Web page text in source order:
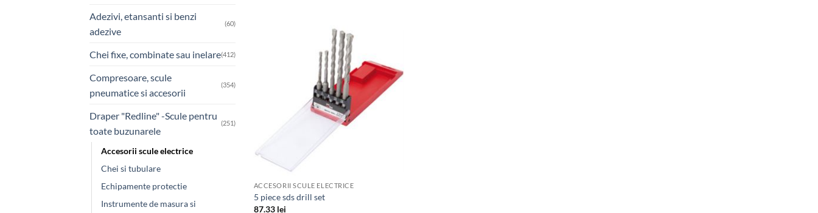
Adezivi, etansanti si benzi
adezive
(60)
Chei fixe, combinate sau inelare(412)
Compresoare, scule
pneumatice si accesorii
(354)
Draper "Redline" -Scule pentru
toate buzunarele
(251)
Accesorii scule electrice
Chei si tubulare
Echipamente protectie
Instrumente de masura si
ACCESORII SCULE ELECTRICE
5 piece sds drill set
87.33 lei